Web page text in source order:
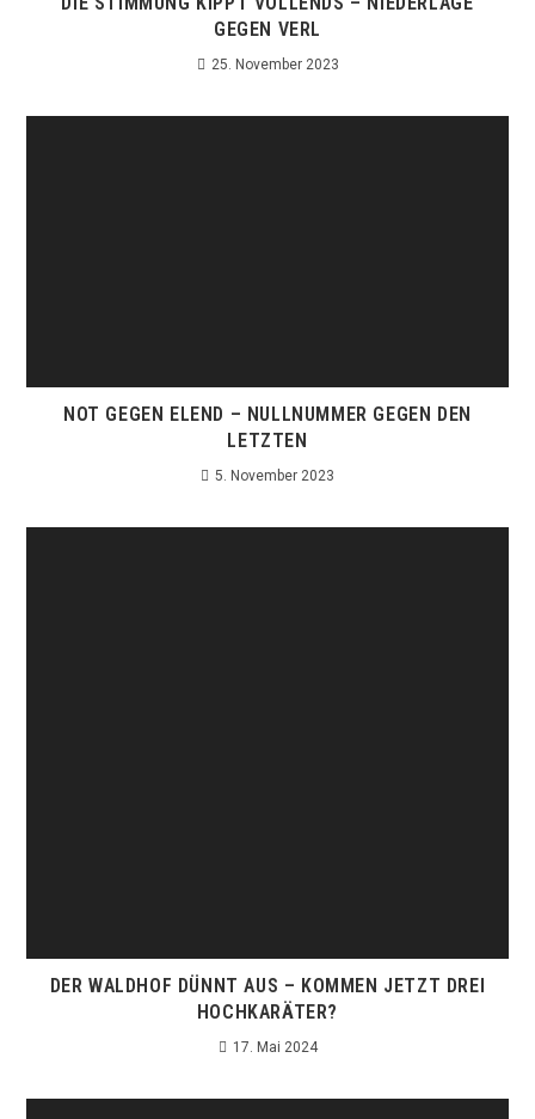
GEGEN VERL
25. November 2023
NOT GEGEN ELEND – NULLNUMMER GEGEN DEN
LETZTEN
5. November 2023
DER WALDHOF DÜNNT AUS – KOMMEN JETZT DREI
HOCHKARÄTER?
17. Mai 2024